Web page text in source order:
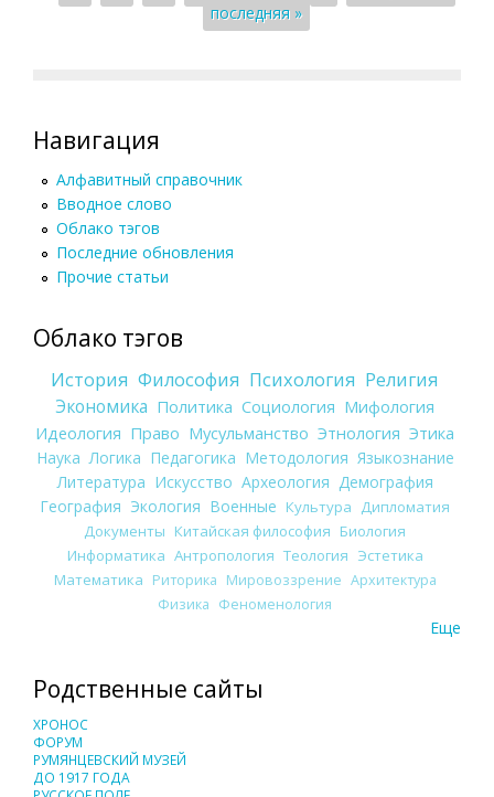
последняя »
Навигация
Алфавитный справочник
Вводное слово
Облако тэгов
Последние обновления
Прочие статьи
Облако тэгов
История Философия Психология Религия
Экономика Политика Социология Мифология
Идеология Право Мусульманство Этнология Этика
Наука Логика Педагогика Методология Языкознание
Литература Искусство Археология Демография
География Экология Военные Культура
Дипломатия
Документы Китайская философия Биология
Информатика Антропология Теология Эстетика
Математика Риторика Мировоззрение Архитектура
Физика Феноменология
Еще
Родственные сайты
ХРОНОС
ФОРУМ
РУМЯНЦЕВСКИЙ МУЗЕЙ
ДО 1917 ГОДА